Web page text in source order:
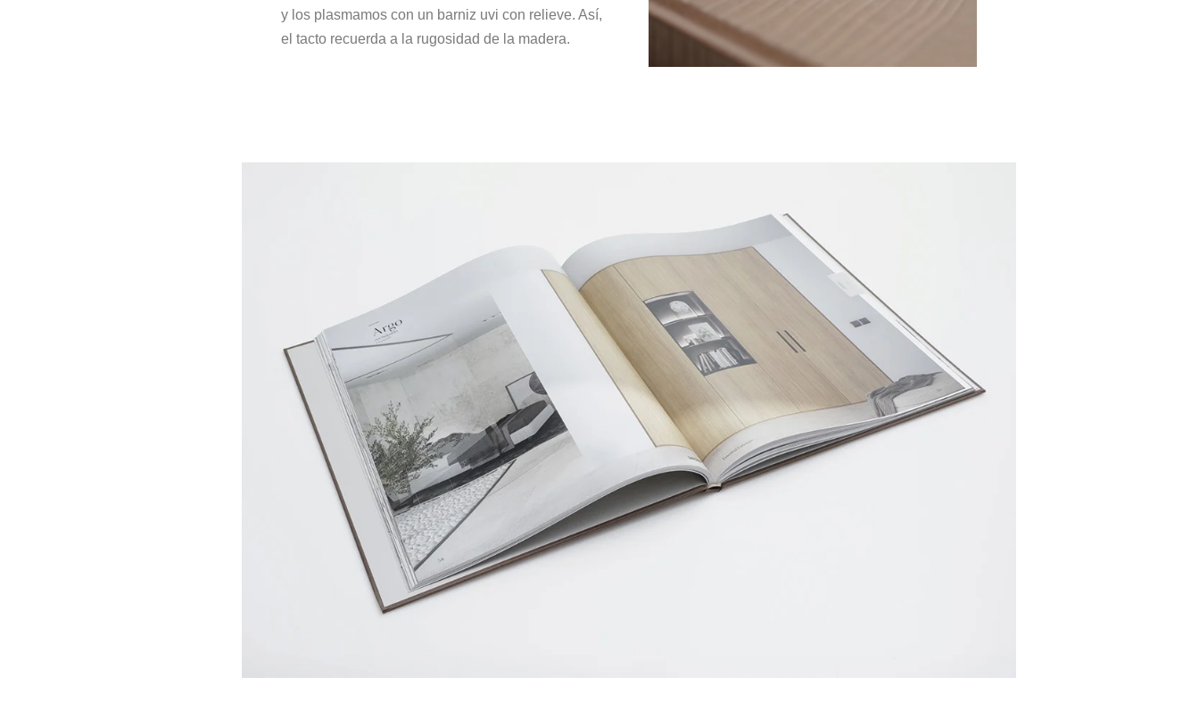
y los plasmamos con un barniz uvi con relieve. Así,
el tacto recuerda a la rugosidad de la madera.